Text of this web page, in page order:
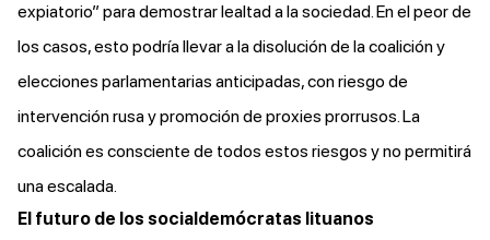
expiatorio” para demostrar lealtad a la sociedad. En el peor de
los casos, esto podría llevar a la disolución de la coalición y
elecciones parlamentarias anticipadas, con riesgo de
intervención rusa y promoción de proxies prorrusos. La
coalición es consciente de todos estos riesgos y no permitirá
una escalada.
El futuro de los socialdemócratas lituanos